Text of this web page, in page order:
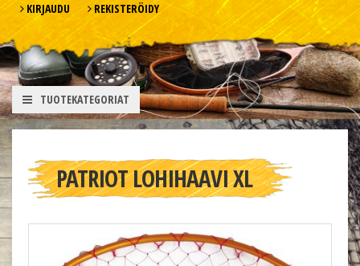
KIRJAUDU REKISTERÖIDY
TUOTEKATEGORIAT
PATRIOT LOHIHAAVI XL